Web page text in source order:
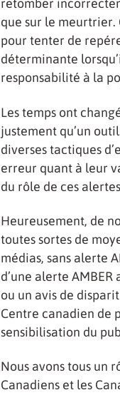
retomber
que sur le meurtrier.
pour tenter de
déterminante
responsabilité à la
Les temps ont
justement qu’un
diverses tactiques
erreur quant à leur
du rôle de ces
Heureusement, de
toutes sortes de
médias, sans alerte
d’une alerte
ou un avis de
Centre canadien de
sensibilisation du
Nous avons tous un
Canadiens et les